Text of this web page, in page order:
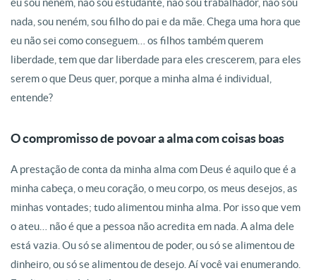
eu sou neném, não sou estudante, não sou trabalhador, não sou
nada, sou neném, sou filho do pai e da mãe . Chega uma hora que
eu não sei como conseguem… os filhos também querem
liberdade, tem que dar liberdade para eles crescerem, para eles
serem o que Deus quer, porque a minha alma é individual,
entende?
O compromisso de povoar a alma com coisas boas
A prestação de conta da minha alma com Deus é aquilo que é a
minha cabeça, o meu coração, o meu corpo, os meus desejos, as
minhas vontades; tudo alimentou minha alma . Por isso que vem
o ateu… não é que a pessoa não acredita em nada . A alma dele
está vazia. Ou só se alimentou de poder, ou só se alimentou de
dinheiro, ou só se alimentou de desejo . Aí você vai enumerando.